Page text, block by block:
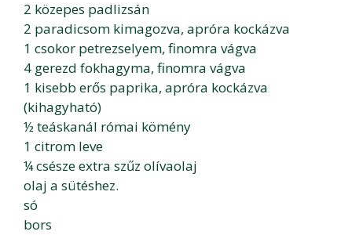
2 közepes padlizsán
2 paradicsom kimagozva, apróra kockázva
1 csokor petrezselyem, finomra vágva
4 gerezd fokhagyma, finomra vágva
1 kisebb erős paprika, apróra kockázva
(kihagyható)
½ teáskanál római kömény
1 citrom leve
¼ csésze extra szűz olívaolaj
olaj a sütéshez.
só
bors